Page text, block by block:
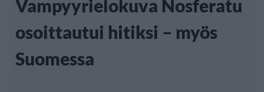
Vampyyrielokuva Nosferatu
osoittautui hitiksi – myös
Suomessa